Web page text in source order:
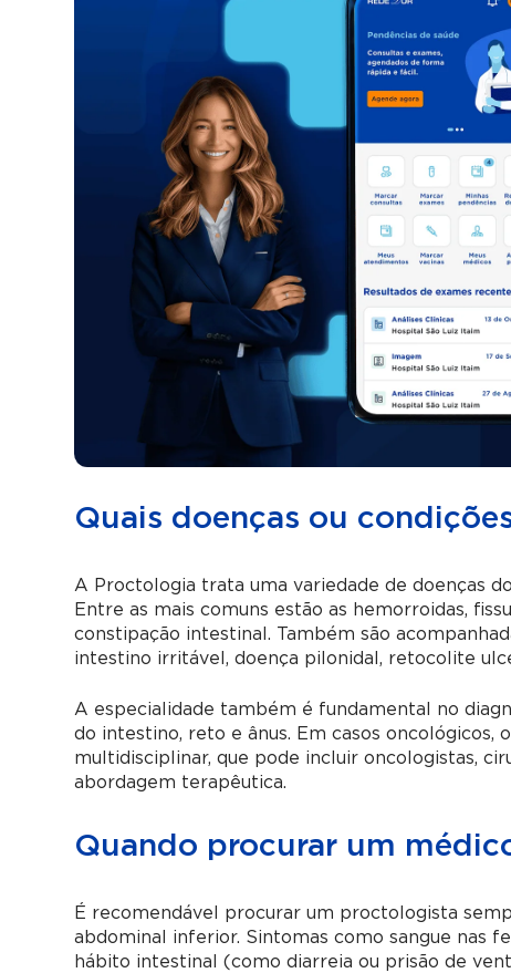
Quais doenças ou
A Proctologia trata uma variedade de doenças
Entre as mais comuns estão as hemorroidas,
constipação intestinal. Também são
intestino irritável, doença pilonidal, retocolite
A especialidade também é fundamental no
do intestino, reto e ânus. Em casos
multidisciplinar, que pode incluir oncologistas,
abordagem terapêutica.
Quando procurar um
É recomendável procurar um proctologista
abdominal inferior. Sintomas como sangue nas
hábito intestinal (como diarreia ou prisão de